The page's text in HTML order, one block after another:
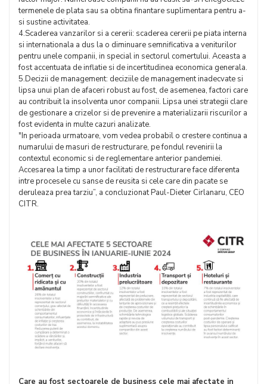
termenele de plata sau sa obtina finantare suplimentara pentru a-
si sustine activitatea​​​​.
4.Scaderea vanzarilor si a cererii: scaderea cererii pe piata interna
si internationala a dus la o diminuare semnificativa a veniturilor
pentru unele companii, in special in sectorul comertului. Aceasta a
fost accentuata de inflatie si de incertitudinea economica generala​​​​.
5.Decizii de management: deciziile de management inadecvate si
lipsa unui plan de afaceri robust au fost, de asemenea, factori care
au contribuit la insolventa unor companii. Lipsa unei strategii clare
de gestionare a crizelor si de prevenire a materializarii riscurilor a
fost evidenta in multe cazuri analizate​​​​.
"In perioada urmatoare, vom vedea probabil o crestere continua a
numarului de masuri de restructurare, pe fondul revenirii la
contextul economic si de reglementare anterior pandemiei.
Accesarea la timp a unor facilitati de restructurare face diferenta
intre procesele cu sanse de reusita si cele care din pacate se
deruleaza prea tarziu”, a concluzionat Paul-Dieter Cirlanaru, CEO
CITR.
Care au fost sectoarele de business cele mai afectate in